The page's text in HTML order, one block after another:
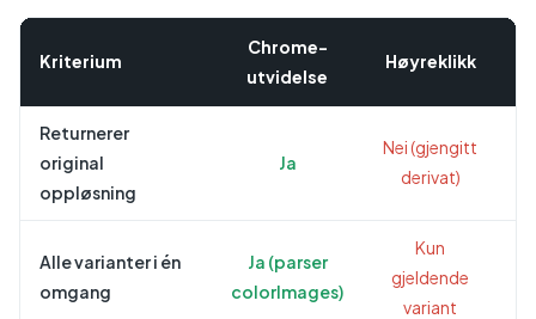
Kriterium
Chrome-
utvidelse
Høyreklikk
Returnerer
original
oppløsning
Ja
Nei (gjengitt
derivat)
Alle varianter i én
omgang
Ja (parser
colorImages)
Kun
gjeldende
variant